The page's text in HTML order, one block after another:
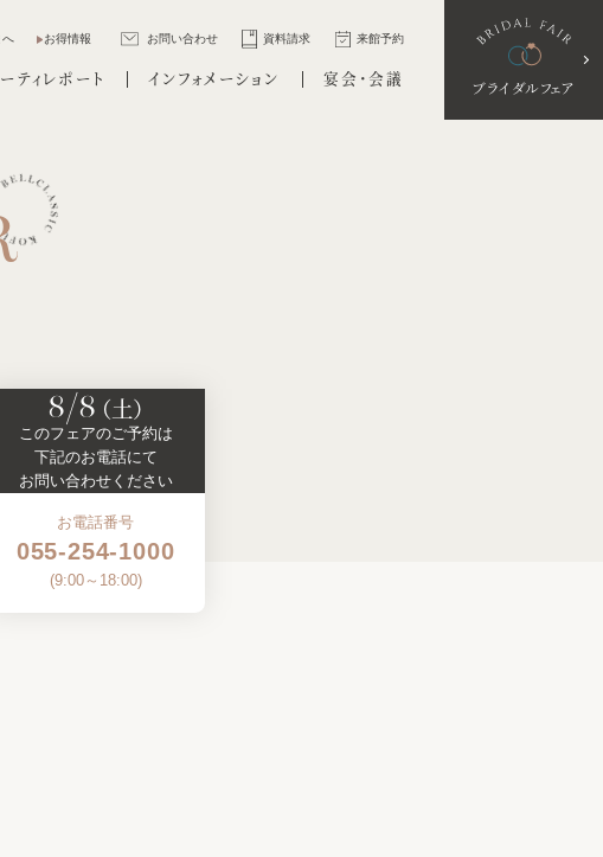
へ お得情報 お問い合わせ 資料請求 来館予約
ブライダルフェア
ティレポート インフォメーション 宴会・会議
8/8 （土）
このフェアのご予約は
下記のお電話にて
お問い合わせください
お電話番号
055-254-1000
(9:00～18:00)